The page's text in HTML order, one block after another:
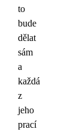
to
bude
dělat
sám
a
každá
z
jeho
prací